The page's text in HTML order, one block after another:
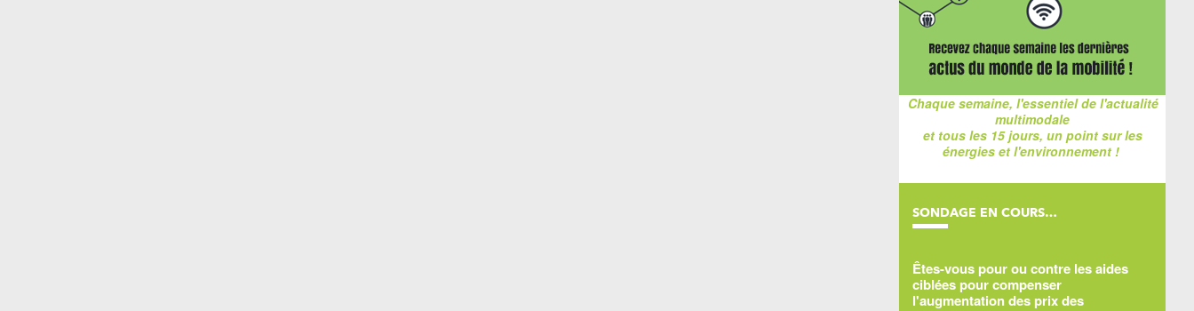
Chaque semaine, l'essentiel de l'actualité
multimodale
et tous les 15 jours, un point sur les
énergies et l'environnement !
SONDAGE EN COURS…
Êtes-vous pour ou contre les aides
ciblées pour compenser
l'augmentation des prix des